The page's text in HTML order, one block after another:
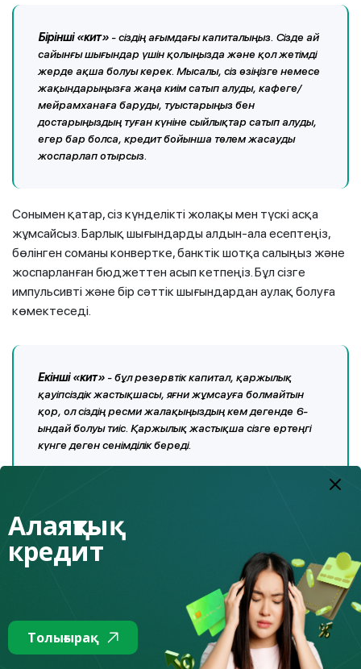
Бірінші«кит» - сіздің ағымдағы капиталыңыз. Сізде ай
сайынғы шығындар үшін қолыңызда және қол жетімді
жерде ақша болуы керек. Мысалы, сіз өзіңізге немесе
жақындарыңызға жаңа киім сатып алуды, кафеге/
мейрамханаға баруды, туыстарыңыз бен
достарыңыздың туған күніне сыйлықтар сатып алуды,
егер бар болса, кредит бойынша төлем жасауды
жоспарлап отырсыз.
Сонымен қатар, сіз күнделікті жолақы мен түскі асқа
жұмсайсыз. Барлық шығындарды алдын-ала есептеңіз,
бөлінген соманы конвертке, банктік шотқа салыңыз және
жоспарланған бюджеттен асып кетпеңіз. Бұл сізге
импульсивті және бір сәттік шығындардан аулақ болуға
көмектеседі.
Екінші«кит» - бұл резервтік капитал, қаржылық
қауіпсіздік жастықшасы, яғни жұмсауға болмайтын
қор, ол сіздің ресми жалақыңыздың кем дегенде 6-
ындай болуы тиіс. Қаржылық жастықша сізге ертеңгі
күнге деген сенімділік береді.
кейбір адамдар ақшадан қиналды, өйткені олар
жұмысынан айырылды немесе олардың қызметіне
уақытша тыйым салынды.
– пассив капитал. Пассив кіріс «бір рет
жасалды – сіз әрқашан аласыз» қағидаты бойынша
әр түрлі құралдардан қалыптасады. Ол жұмсау үшін
Алаяқтық
кредит
Толығырақ